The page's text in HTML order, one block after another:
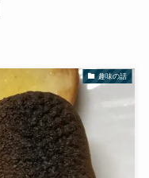
趣味の話